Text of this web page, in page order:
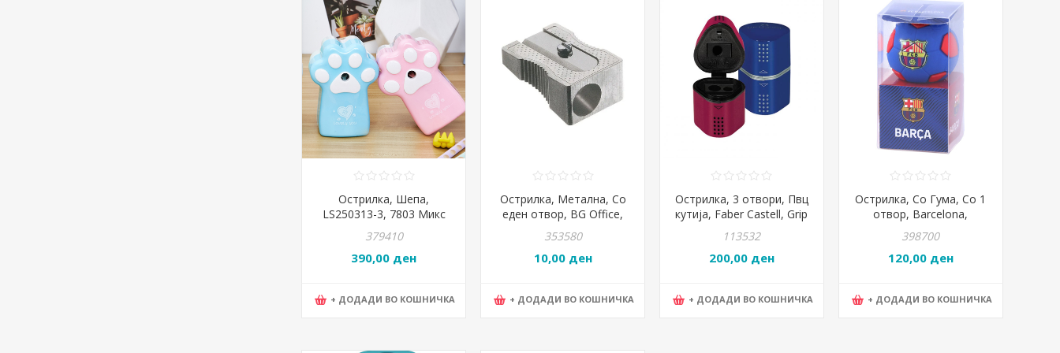
Острилка, Шепа,
LS250313-3, 7803 Микс
379410
390,00 ден
+ ДОДАДИ ВО КОШНИЧКА
Острилка, Метална, Со
еден отвор, BG Office,
1002/078125419
353580
10,00 ден
+ ДОДАДИ ВО КОШНИЧКА
Острилка, 3 отвори, Пвц
кутија, Faber Castell, Grip
Сина
113532
200,00 ден
+ ДОДАДИ ВО КОШНИЧКА
Острилка, Со Гума, Со 1
отвор, Barcelona,
398700
120,00 ден
+ ДОДАДИ ВО КОШНИЧКА